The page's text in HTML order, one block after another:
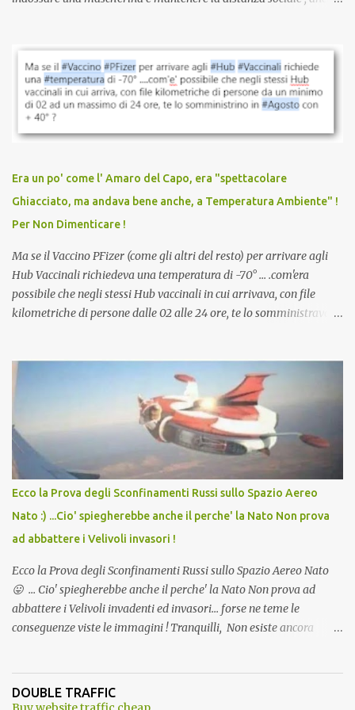
vaccinazione. Non avevamo mai sentito parlare di ricompense,
sconti, incentivi per vaccinarsi. Non avevamo mai visto
discriminazioni per coloro che non l’hanno fatto. Se non sei stato
vaccinato, nessuno aveva prima cercato di farti sentire una
persona cattiva. Non avevamo mai visto un vaccino che minacci le
vaccino usato per minacciare i mezzi di sussistenza, il lavoro o la
scuola. Non avevamo mai visto un vaccino che permettesse a un
dodicenne di ignorare il consenso dei genitori. Dopo tutti i vaccini
che abbiamo elencato sopra...
Era un po' come l' Amaro del Capo, era "spettacolare
Ghiacciato, ma andava bene anche, a Temperatura Ambiente" !
Per Non Dimenticare !
Ma se il Vaccino PFizer (come gli altri del resto) per arrivare agli
Hub Vaccinali richiedeva una temperatura di -70° ... .com'era
possibile che negli stessi Hub vaccinali in cui arrivava, con file
kilometriche di persone dalle 02 alle 24 ore, te lo somministravano
Vaccino come: l' Amaro del Capo, era "spettacolare Ghiacciato, ma
andava bene anche, a Temperatura Ambiente"! Riproponiamo
l'articolo per NON Dimenticare!
Ecco la Prova degli Sconfinamenti Russi sullo Spazio Aereo
Nato :) ...Cio' spiegherebbe anche il perche' la Nato Non prova
ad abbattere i Velivoli invasori !
Ecco la Prova degli Sconfinamenti Russi sullo Spazio Aereo Nato
😛 ... Cio' spiegherebbe anche il perche' la Nato Non prova ad
abbattere i Velivoli invadenti ed invasori... forse ne teme le
conseguenze viste le immagini ! Tranquilli, Non esiste ancora
ancora una fantasia Nato o forse una "False Flag", per provocare
una guerra mondiale che difficilmente da menti sane, potrebbe
DOUBLE TRAFFIC